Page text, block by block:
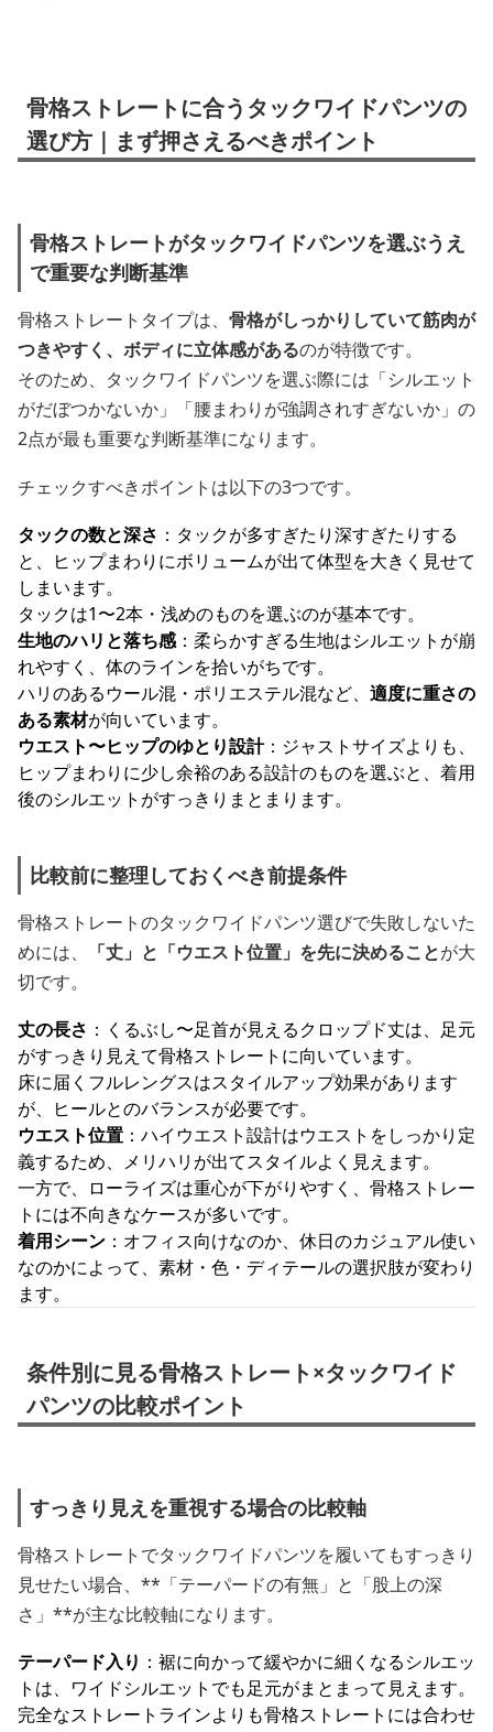
骨格ストレートに合うタックワイドパンツの
選び方｜まず押さえるべきポイント
骨格ストレートがタックワイドパンツを選ぶうえ
で重要な判断基準
骨格ストレートタイプは、 骨格がしっかりしていて筋肉が
つきやすく、ボディに立体感があるのが特徴です。
そのため、タックワイドパンツを選ぶ際には「シルエット
がだぼつかないか」「腰まわりが強調されすぎないか」の
2点が最も重要な判断基準になります。
チェックすべきポイントは以下の3つです。
タックの数と深さ ：タックが多すぎたり深すぎたりする
と、ヒップまわりにボリュームが出て体型を大きく見せて
しまいます。
タックは1〜2本・浅めのものを選ぶのが基本です。
生地のハリと落ち感：柔らかすぎる生地はシルエットが崩
れやすく、体のラインを拾いがちです。
ハリのあるウール混・ポリエステル混など、 適度に重さの
ある素材が向いています。
ウエスト〜ヒップのゆとり設計：ジャストサイズよりも、
ヒップまわりに少し余裕のある設計のものを選ぶと、着用
後のシルエットがすっきりまとまります。
比較前に整理しておくべき前提条件
骨格ストレートのタックワイドパンツ選びで失敗しないた
めには、
「丈」と「ウエスト位置」を先に決めることが大
切です。
丈の長さ ：くるぶし〜足首が見えるクロップド丈は、足元
がすっきり見えて骨格ストレートに向いています。
床に届くフルレングスはスタイルアップ効果があります
が、ヒールとのバランスが必要です。
ウエスト位置 ：ハイウエスト設計はウエストをしっかり定
義するため、メリハリが出てスタイルよく見えます。
一方で、ローライズは重心が下がりやすく、骨格ストレー
トには不向きなケースが多いです。
着用シーン ：オフィス向けなのか、休日のカジュアル使い
なのかによって、素材・色・ディテールの選択肢が変わり
ます。
条件別に見る骨格ストレート×タックワイド
パンツの比較ポイント
すっきり見えを重視する場合の比較軸
骨格ストレートでタックワイドパンツを履いてもすっきり
見せたい場合、**「テーパードの有無」と「股上の深
さ」**が主な比較軸になります。
テーパード入り ：裾に向かって緩やかに細くなるシルエッ
トは、ワイドシルエットでも足元がまとまって見えます。
完全なストレートラインよりも骨格ストレートには合わせ